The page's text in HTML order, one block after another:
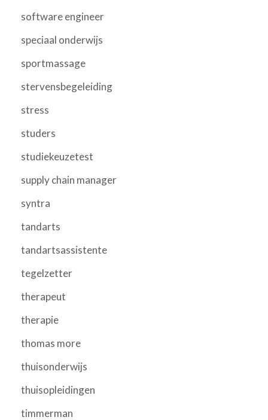
software engineer
speciaal onderwijs
sportmassage
stervensbegeleiding
stress
studers
studiekeuzetest
supply chain manager
syntra
tandarts
tandartsassistente
tegelzetter
therapeut
therapie
thomas more
thuisonderwijs
thuisopleidingen
timmerman